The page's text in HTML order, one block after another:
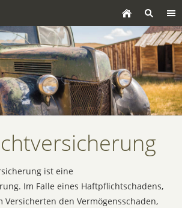
ist eine
Im Falle eines Haftpflichtschadens,
Versicherten den Vermögensschaden,